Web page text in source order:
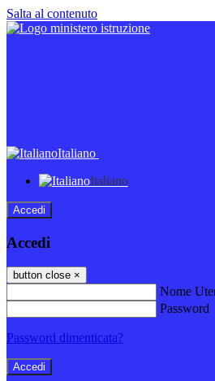
Salta al contenuto
Italiano
Italiano
Accedi
Accedi
button close ×
Nome
Password
Password dimenticata?